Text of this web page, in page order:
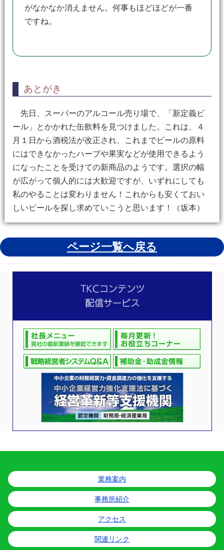
がなかなか消えません。何事もほどほどが一番
ですね。
あとがき
先日、スーパーのアルコール売り場で、「新定義ビ
ール」とかかれた缶飲料を見つけました。これは、４
月１日から酒税法が改正され、これまでビールの原料
にはできなかったハーブや果実などが使用できるよう
になったことを受けての新商品のようです。選択の幅
が広がって個人的には大歓迎ですが、いずれにしても
私のやることは変わりません！これからも安くておい
しいビールを探し求めていこうと思います！（坂本）
ページ一覧へ戻る
業務案内
事務所紹介
アクセス
関連リンク